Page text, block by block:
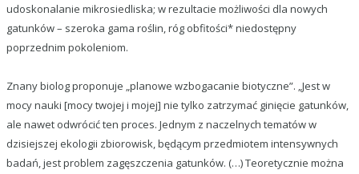
udoskonalanie mikrosiedliska; w rezultacie możliwości dla nowych
gatunków – szeroka gama roślin, róg obfitości* niedostępny
poprzednim pokoleniom.
Znany biolog proponuje „planowe wzbogacanie biotyczne”. „Jest w
mocy nauki [mocy twojej i mojej] nie tylko zatrzymać ginięcie gatunków,
ale nawet odwrócić ten proces. Jednym z naczelnych tematów w
dzisiejszej ekologii zbiorowisk, będącym przedmiotem intensywnych
badań, jest problem zagęszczenia gatunków. (…) Teoretycznie można